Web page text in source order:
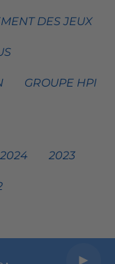
DES JEUX
GROUPE HPI
2024 2023